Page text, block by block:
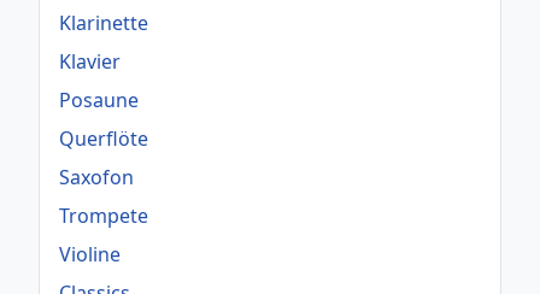
Klarinette
Klavier
Posaune
Querflöte
Saxofon
Trompete
Violine